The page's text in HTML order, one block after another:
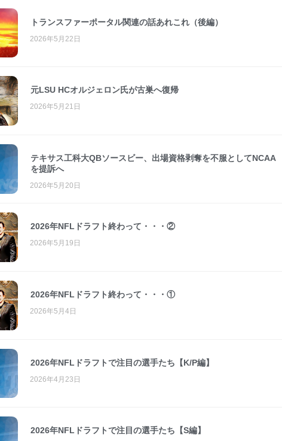
トランスファーポータル関連の話あれこれ（後編）
2026年5月22日
元LSU HCオルジェロン氏が古巣へ復帰
2026年5月21日
テキサス工科大QBソースビー、出場資格剥奪を不服としてNCAA
を提訴へ
2026年5月20日
2026年NFLドラフト終わって・・・②
2026年5月19日
2026年NFLドラフト終わって・・・①
2026年5月4日
2026年NFLドラフトで注目の選手たち【K/P編】
2026年4月23日
2026年NFLドラフトで注目の選手たち【S編】